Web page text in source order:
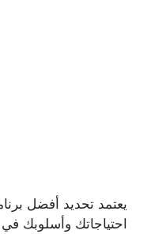
يعتمد تحديد أفضل
احتياجاتك وأسلوبك